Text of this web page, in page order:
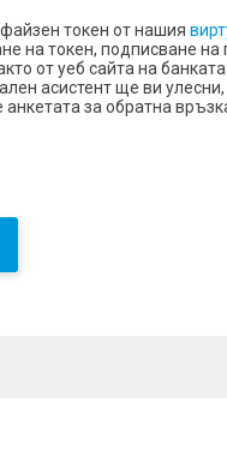
токен от нашия
на токен, подписване
от уеб сайта на
асистент ще ви
анкетата за обратна